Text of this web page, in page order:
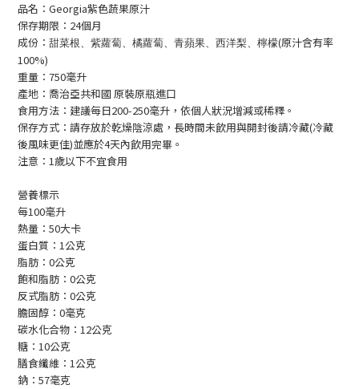
品名：Georgia紫色蔬果原汁
保存期限：24個月
成份： 甜菜根、紫蘿蔔、橘蘿蔔、青蘋果、西洋梨、檸檬(原汁含有率
100%)
重量：750毫升
產地：喬治亞共和國 原裝原瓶進口
食用方法：建議每日200-250毫升，依個人狀況增減或稀釋。
保存方式：請存放於乾燥陰涼處，長時間未飲用與開封後請冷藏(冷藏
後風味更佳)並應於4天內飲用完畢。
注意：1歲以下不宜食用
營養標示
每100毫升
熱量：50大卡
蛋白質：1公克
脂肪：0公克
飽和脂肪：0公克
反式脂肪：0公克
膽固醇：0毫克
碳水化合物：12公克
糖：10公克
膳食纖維：1公克
鈉：57毫克